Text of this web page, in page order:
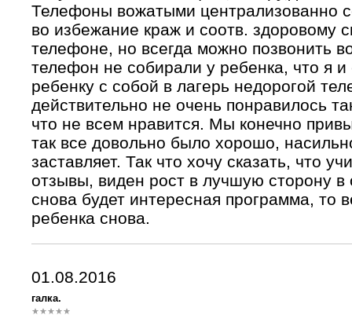
Телефоны вожатыми централизованно
во избежание краж и соотв. здоровому
телефоне, но всегда можно позвонить
телефон не собирали у ребенка, что я и
ребенку с собой в лагерь недорогой
действительно не очень понравилось
что не всем нравится. Мы конечно
так все довольно было хорошо,
заставляет. Так что хочу сказать, что
отзывы, виден рост в лучшую сторону в
снова будет интересная программа, то
ребенка снова.
01.08.2016
галка.